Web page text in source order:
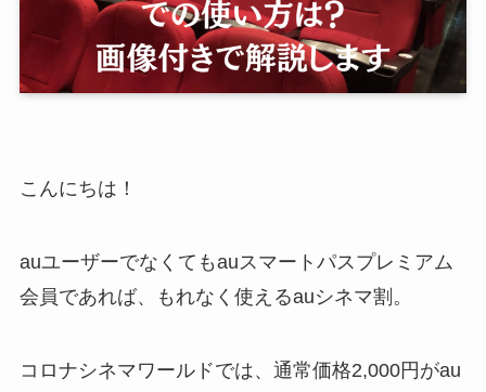
こんにちは！
auユーザーでなくてもauスマートパスプレミアム
会員であれば、もれなく使えるauシネマ割。
コロナシネマワールドでは、通常価格2,000円がau